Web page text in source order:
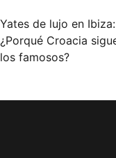
Navegación
de
Yates de lujo en
¿Porqué Croacia
los famosos?